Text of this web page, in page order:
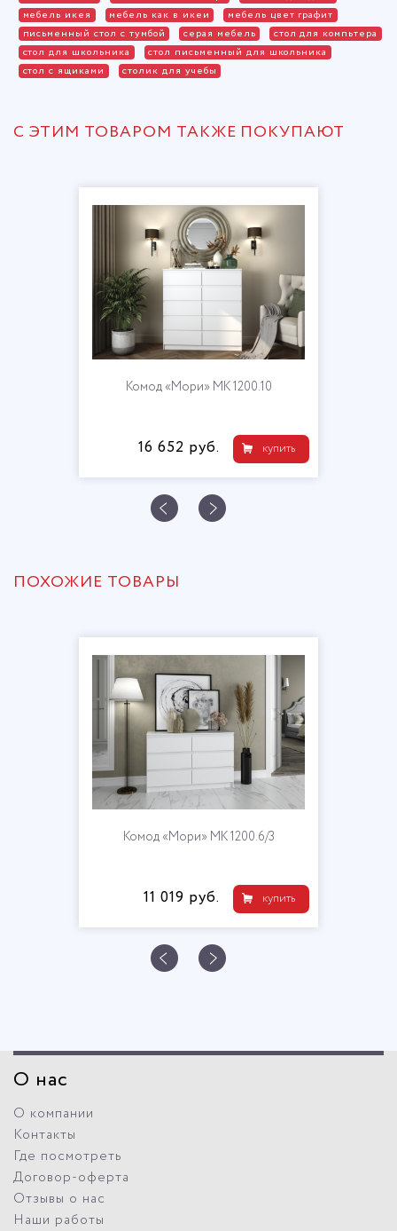
мебель икея
мебель как в икеи
мебель цвет графит
письменный стол с тумбой
серая мебель
стол для компьтера
стол для школьника
стол письменный для школьника
стол с ящиками
столик для учебы
С ЭТИМ ТОВАРОМ ТАКЖЕ ПОКУПАЮТ
Комод «Мори» МК 1200.10
купить
ПОХОЖИЕ ТОВАРЫ
Комод «Мори» МК 1200.6/3
купить
11 019 руб.
О нас
О компании
Контакты
Где посмотреть
Договор-оферта
Отзывы о нас
Наши работы